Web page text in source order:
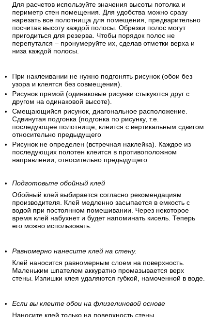
Для расчетов используйте значения высоты потолка и
периметр стен помещения. Для удобства можно сразу
нарезать все полотнища для помещения, предварительно
посчитав высоту каждой полосы. Обрезки полос могут
пригодиться для резерва. Чтобы порядок полос не
перепутался – пронумеруйте их, сделав отметки верха и
низа каждой полосы.
При наклеивании не нужно подгонять рисунок (обои без
узора и клеятся без совмещения).
Рисунок прямой (одинаковые рисунки стыкуются друг с
другом на одинаковой высоте).
Смещающийся рисунок, диагональное расположение.
Сдвинутая подгонка (подгонка по рисунку, т.е.
последующее полотнище, клеится с вертикальным сдвигом
относительно предыдущего
Рисунок не определен (встречная наклейка). Каждое из
последующих полотен клеится в противоположном
направлении, относительно предыдущего
Подготовьте обойный клей
Обойный клей выбирается согласно рекомендациям
производителя. Клей медленно засыпается в емкость с
водой при постоянном помешивании. Через некоторое
время клей набухнет и будет напоминать кисель. Теперь
его можно использовать.
Равномерно нанесите клей на стену.
Клей наносится равномерным слоем на поверхность.
Маленьким шпателем аккуратно промазывается верх
стены. Излишки клея удаляются губкой, намоченной в воде.
Если вы клеите обои на флизелиновой основе
Наносите клей только на поверхность стены.